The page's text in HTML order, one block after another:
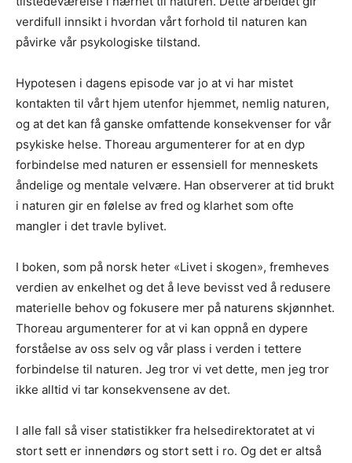
verdifull innsikt i hvordan vårt forhold til naturen kan
påvirke vår psykologiske tilstand.
Hypotesen i dagens episode var jo at vi har mistet
kontakten til vårt hjem utenfor hjemmet, nemlig naturen,
og at det kan få ganske omfattende konsekvenser for vår
psykiske helse. Thoreau argumenterer for at en dyp
forbindelse med naturen er essensiell for menneskets
åndelige og mentale velvære. Han observerer at tid brukt
i naturen gir en følelse av fred og klarhet som ofte
mangler i det travle bylivet.
I boken, som på norsk heter «Livet i skogen», fremheves
verdien av enkelhet og det å leve bevisst ved å redusere
materielle behov og fokusere mer på naturens skjønnhet.
Thoreau argumenterer for at vi kan oppnå en dypere
forståelse av oss selv og vår plass i verden i tettere
forbindelse til naturen. Jeg tror vi vet dette, men jeg tror
ikke alltid vi tar konsekvensene av det.
I alle fall så viser statistikker fra helsedirektoratet at vi
stort sett er innendørs og stort sett i ro. Og det er altså